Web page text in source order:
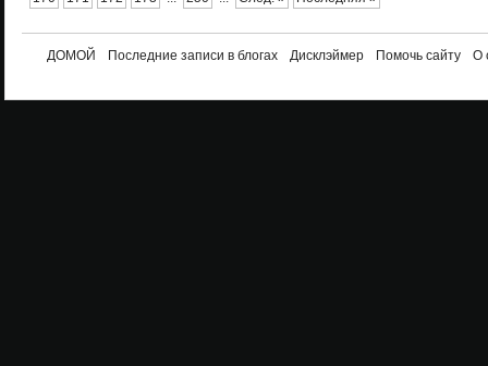
ДОМОЙ Последние записи в блогах Дисклэймер Помочь сайту О